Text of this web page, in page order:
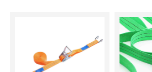
Flatbed Truckers Hauling
Steel ad logistics managers
securitate mixta Suspendisse.
hic
apices